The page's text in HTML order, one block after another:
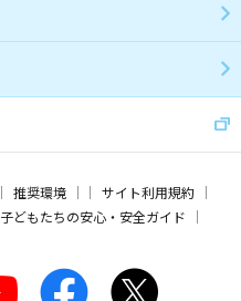
推奨環境
サイト利用規約
子どもたちの安心・安全ガイド